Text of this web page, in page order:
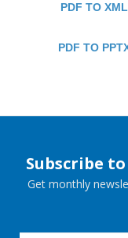
PDF TO XML
PDF TO
Subscribe
Get monthly